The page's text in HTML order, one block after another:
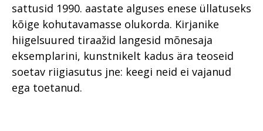
sattusid 1990. aastate alguses enese üllatuseks
kõige kohutavamasse olukorda. Kirjanike
hiigelsuured tiraažid langesid mõnesaja
eksemplarini, kunstnikelt kadus ära teoseid
soetav riigiasutus jne: keegi neid ei vajanud
ega toetanud.